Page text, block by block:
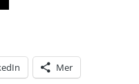
Mer